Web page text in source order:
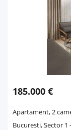
185.000 €
Apartament, 2
Bucuresti, Sector 1